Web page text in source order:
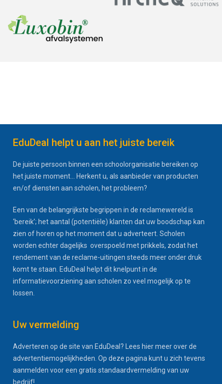
EduDeal helpt u aan het juiste bereik
De juiste persoon binnen een schoolorganisatie bereiken op
het juiste moment... Herkent u, als aanbieder van producten
en/of diensten aan scholen, het probleem?
Een van de belangrijkste begrippen in de reclamewereld is
‘bereik’; het aantal (potentiële) klanten dat uw boodschap kan
zien of horen op het moment dat u adverteert. Scholen
worden echter dagelijks overspoeld met prikkels, zodat het
rendement van de reclame-uitingen steeds meer onder druk
komt te staan. EduDeal helpt dit knelpunt in de
informatievoorziening aan scholen zo veel mogelijk op te
lossen.
Uw vermelding
Adverteren op de site van EduDeal? Lees hier meer over de
advertentiemogelijkheden. Op deze pagina kunt u zich tevens
aanmelden voor een gratis standaardvermelding van uw
bedrijf!